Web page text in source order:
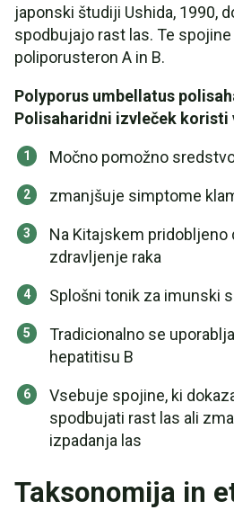
japonski študiji Ushida, 1990,
spodbujajo rast las. Te
poliporusteron A in B.
Polyporus umbellatus
Polisaharidni izvleček koristi
Močno pomožno
zmanjšuje simptome
Na Kitajskem pridobljeno
zdravljenje raka
Splošni tonik za imunski
Tradicionalno se
hepatitisu B
Vsebuje spojine, ki
spodbujati rast las ali
izpadanja las
Taksonomija in